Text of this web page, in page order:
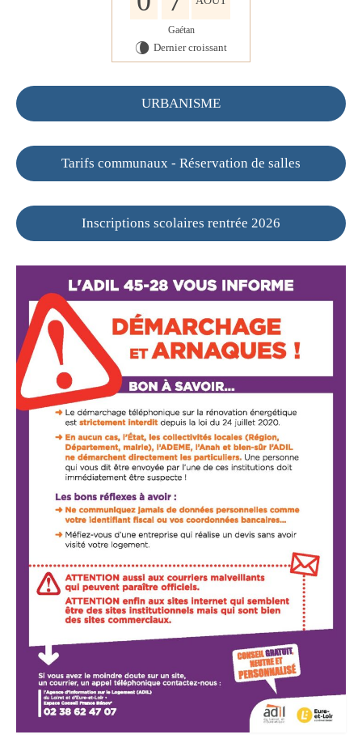
Gaétan
V Dernier croissant
URBANISME
Tarifs communaux - Réservation de salles
Inscriptions scolaires rentrée 2026